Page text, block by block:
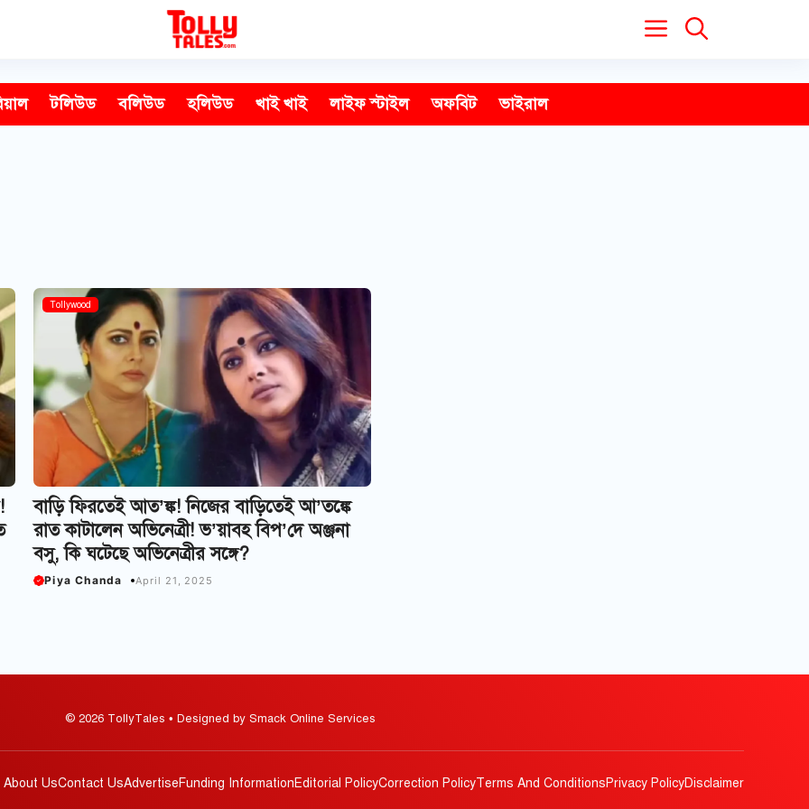
টলিউড বলিউড হলিউড খাই খাই লাইফ স্টাইল অফবিট ভাইরাল
Tollywood
বাড়ি ফিরতেই আত’ঙ্ক! নিজের বাড়িতেই আ’তঙ্কে
রাত কাটালেন অভিনেত্রী! ভ’য়াবহ বিপ’দে অঞ্জনা
বসু, কি ঘটেছে অভিনেত্রীর সঙ্গে?
Piya Chanda April 21, 2025
© 2026 TollyTales • Designed by Smack Online Services
About UsContact UsAdvertiseFunding InformationEditorial PolicyCorrection PolicyTerms And ConditionsPrivacy PolicyDisclaimer